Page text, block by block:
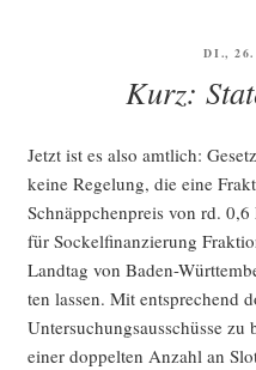
DI.,
Kurz:
Jetzt ist es also amt­lich:
kei­ne Rege­lung, die eine
Schnäpp­chen­preis von rd.
für Sockel­fi­nan­zie­rung
Land­tag von Baden-
ten las­sen. Mit ent­spre­chend
Unter­su­chungs­aus­schüs­se
einer dop­pel­ten Anzahl an